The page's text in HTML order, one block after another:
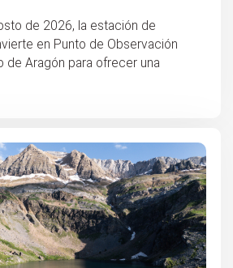
de 2026, la estación de
en Punto de Observación
de Aragón para ofrecer una